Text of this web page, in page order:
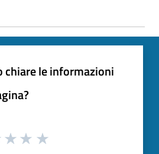
chiare le informazioni